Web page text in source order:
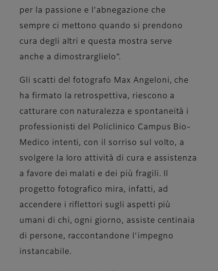
per la passione e l’abnegazione che
sempre ci mettono quando si prendono
cura degli altri e questa mostra serve
anche a dimostrarglielo”.
Gli scatti del fotografo Max Angeloni, che
ha firmato la retrospettiva, riescono a
catturare con naturalezza e spontaneità i
professionisti del Policlinico Campus Bio-
Medico intenti, con il sorriso sul volto, a
svolgere la loro attività di cura e assistenza
a favore dei malati e dei più fragili. Il
progetto fotografico mira, infatti, ad
accendere i riflettori sugli aspetti più
umani di chi, ogni giorno, assiste centinaia
di persone, raccontandone l’impegno
instancabile.